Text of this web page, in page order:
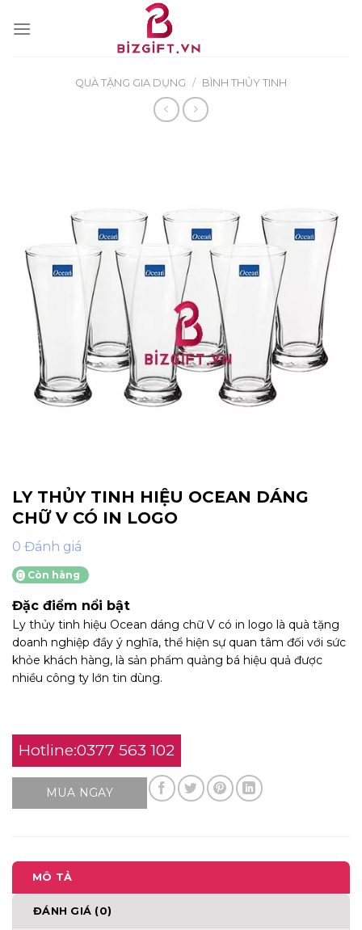
QUÀ TẶNG GIA DỤNG / BÌNH THỦY TINH
LY THỦY TINH HIỆU OCEAN DÁNG
CHỮ V CÓ IN LOGO
0 Đánh giá
Còn hàng
Đặc điểm nổi bật
Ly thủy tinh hiệu Ocean dáng chữ V có in logo là quà tặng
doanh nghiệp đầy ý nghĩa, thể hiện sự quan tâm đối với sức
khỏe khách hàng, là sản phẩm quảng bá hiệu quả được
nhiều công ty lớn tin dùng.
Hotline:0377 563 102
MUA NGAY
MÔ TẢ
ĐÁNH GIÁ (0)